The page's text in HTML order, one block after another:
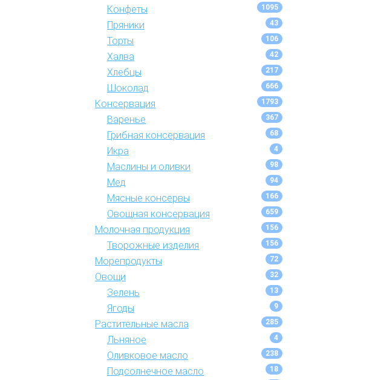
Конфеты 1095
Пряники 43
Торты 106
Халва 42
Хлебцы 217
Шоколад 666
Консервация 1793
Варенье 367
Грибная консервация 68
Икра 4
Маслины и оливки 98
Мед 94
Мясные консервы 166
Овощная консервация 659
Молочная продукция 156
Творожные изделия 156
Морепродукты 72
Овощи 32
Зелень 13
Ягоды 9
Растительные масла 285
Льняное 4
Оливковое масло 238
Подсолнечное масло 18